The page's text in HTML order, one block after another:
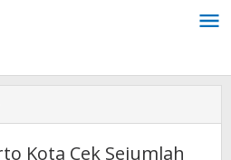
Mojokerto
Kota Cek Sejumlah